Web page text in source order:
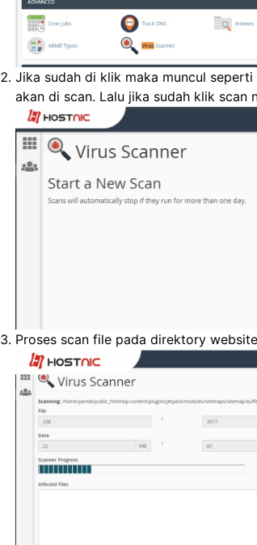
Jika sudah di klik maka muncul
akan di scan. Lalu jika sudah klik scan
Proses scan file pada direktory